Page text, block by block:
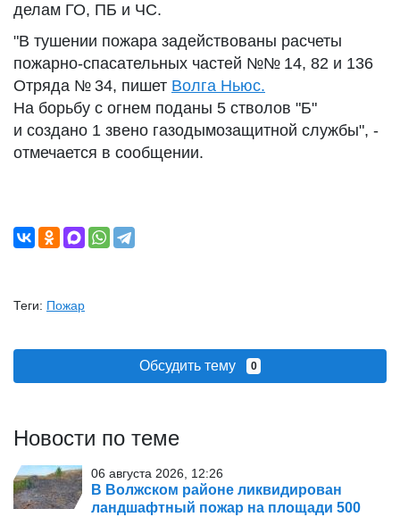
делам ГО, ПБ и ЧС.
"В тушении пожара задействованы расчеты
пожарно-спасательных частей №№ 14, 82 и 136
Отряда № 34, пишет Волга Ньюс.
На борьбу с огнем поданы 5 стволов "Б"
и создано 1 звено газодымозащитной службы", -
отмечается в сообщении.
Теги: Пожар
Обсудить тему 0
Новости по теме
06 августа 2026, 12:26
В Волжском районе ликвидирован
ландшафтный пожар на площади 500